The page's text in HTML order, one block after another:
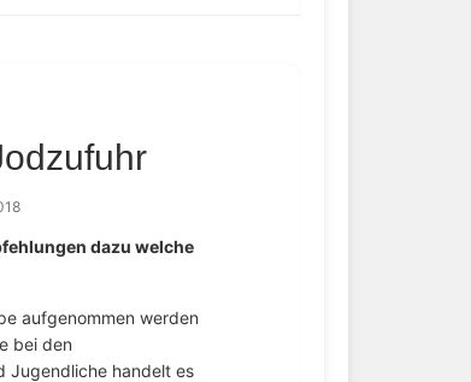
dazu welche
aufgenommen werden
bei den
Jugendliche handelt es